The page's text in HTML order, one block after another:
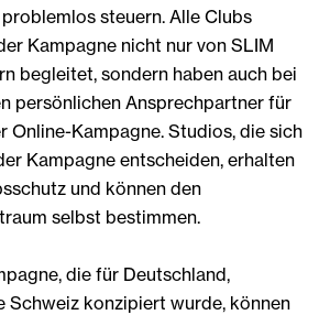
steuern. Alle Clubs
Kampagne nicht nur von SLIM
begleitet, sondern haben auch bei
persönlichen Ansprechpartner für
Online-Kampagne. Studios, die sich
Kampagne entscheiden, erhalten
und können den
selbst bestimmen.
die für Deutschland,
Schweiz konzipiert wurde, können